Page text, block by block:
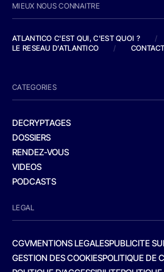
MIEUX NOUS CONNAITRE
ATLANTICO C'EST QUI, C'EST QUOI ?
/
LE RESEAU D'ATLANTICO
/ CONTACT
CATEGORIES
DECRYPTAGES
DOSSIERS
RENDEZ-VOUS
VIDEOS
PODCASTS
LEGAL
CGVMENTIONS LEGALESPUBLICITE
GESTION DES COOKIESPOLITIQUE DE